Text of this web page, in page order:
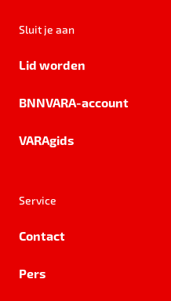
Sluit je aan
Lid worden
BNNVARA-account
VARAgids
Service
Contact
Pers